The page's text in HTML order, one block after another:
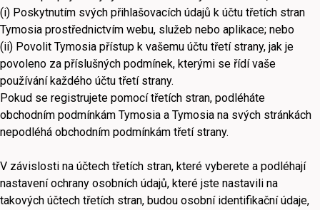
(i) Poskytnutím svých přihlašovacích údajů k účtu třetích stran
Tymosia prostřednictvím webu, služeb nebo aplikace; nebo
(ii) Povolit Tymosia přístup k vašemu účtu třetí strany, jak je
povoleno za příslušných podmínek, kterými se řídí vaše
používání každého účtu třetí strany.
Pokud se registrujete pomocí třetích stran, podléháte
obchodním podmínkám Tymosia a Tymosia na svých stránkách
nepodléhá obchodním podmínkám třetí strany.
V závislosti na účtech třetích stran, které vyberete a podléhají
nastavení ochrany osobních údajů, které jste nastavili na
takových účtech třetích stran, budou osobní identifikační údaje,